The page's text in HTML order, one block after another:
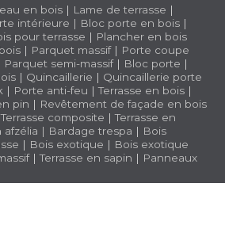
en bois | Lame de terrasse |
intérieure | Bloc porte en bois |
pour terrasse | Plancher en bois
| Parquet massif| Porte coupe
Parquet semi-massif| Bloc porte |
| Quincaillerie | Quincaillerie porte
| Porte anti-feu |Terrasse en bois |
pin | Revêtement de façade en bois
Terrasse composite |Terrasse en
afzélia | Bardage trespa | Bois
| Bois exotique | Bois exotique
|Terrasse en sapin | Panneaux